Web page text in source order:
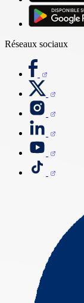
Réseaux sociaux